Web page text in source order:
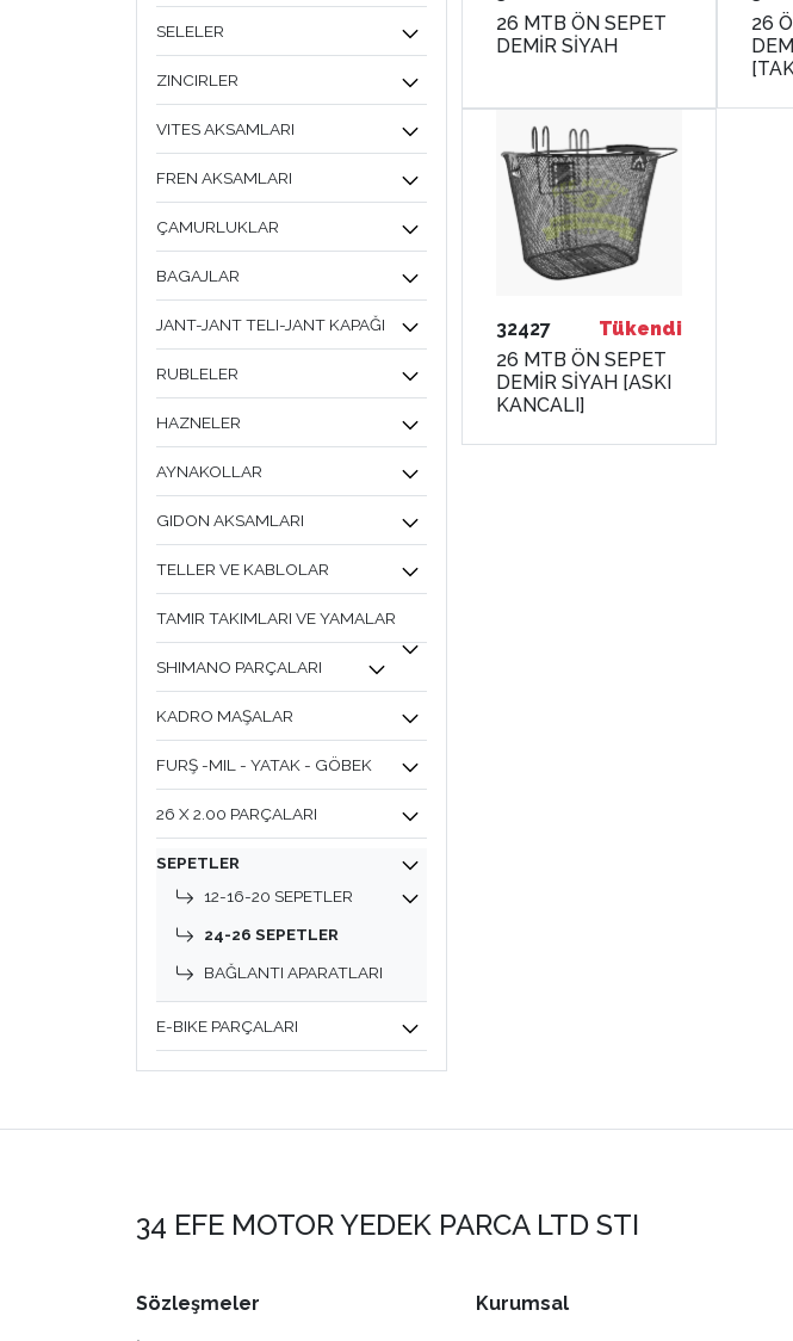
SELELER
ZINCIRLER
VITES AKSAMLARI
FREN AKSAMLARI
ÇAMURLUKLAR
BAGAJLAR
JANT-JANT TELI-JANT KAPAĞI
RUBLELER
HAZNELER
AYNAKOLLAR
GIDON AKSAMLARI
TELLER VE KABLOLAR
TAMIR TAKIMLARI VE YAMALAR
SHIMANO PARÇALARI
KADRO MAŞALAR
FURŞ -MIL - YATAK - GÖBEK
26 X 2.00 PARÇALARI
SEPETLER
12-16-20 SEPETLER
24-26 SEPETLER
BAĞLANTI APARATLARI
E-BIKE PARÇALARI
26 MTB ÖN SEPET
DEMİR SİYAH
26
32427
Tükendi
26 MTB ÖN SEPET
DEMİR SİYAH [ASKI
KANCALI]
34 EFE MOTOR YEDEK PARCA LTD STI
Sözleşmeler Kurumsal